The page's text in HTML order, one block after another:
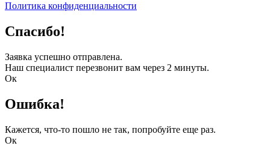
Политика конфиденциальности
Спасибо!
Заявка успешно отправлена.
Наш специалист перезвонит вам через 2 минуты.
Ок
Ошибка!
Кажется, что-то пошло не так, попробуйте еще раз.
Ок